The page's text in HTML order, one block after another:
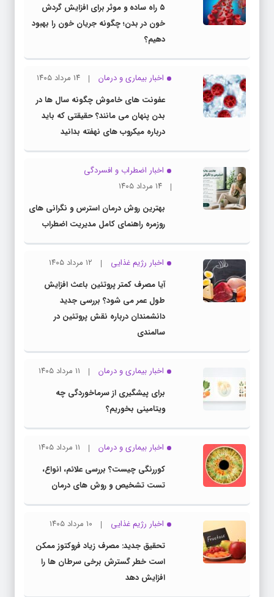
۵ راه ساده و موثر برای افزایش گردش
خون در بدن؛ چگونه جریان خون را بهبود
دهیم؟
اخبار بیماری و درمان
۱۴ مرداد ۱۴۰۵
عفونت های خاموش چگونه سال ها در
بدن پنهان می مانند؟ حقیقتی که باید
درباره میکروب های نهفته بدانید
اخبار اضطراب و افسردگی
۱۴ مرداد ۱۴۰۵
بهترین روش درمان استرس و نگرانی های
روزمره راهنمای کامل مدیریت اضطراب
اخبار رژیم غذایی
۱۲ مرداد ۱۴۰۵
آیا مصرف کمتر پروتئین باعث افزایش
طول عمر می شود؟ بررسی جدید
دانشمندان درباره نقش پروتئین در
سالمندی
اخبار بیماری و درمان
۱۱ مرداد ۱۴۰۵
برای پیشگیری از سرماخوردگی چه
ویتامینی بخوریم؟
اخبار بیماری و درمان
۱۱ مرداد ۱۴۰۵
کوررنگی چیست؟ بررسی علائم، انواع،
تست تشخیص و روش های درمان
اخبار رژیم غذایی
۱۰ مرداد ۱۴۰۵
تحقیق جدید: مصرف زیاد فروکتوز ممکن
است خطر گسترش برخی سرطان ها را
افزایش دهد